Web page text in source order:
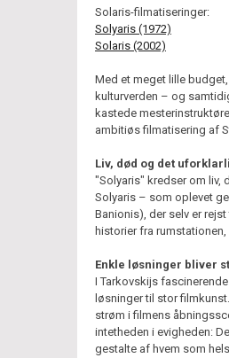
Solaris-filmatiseringer:
Solyaris (1972)
Solaris (2002)
Med et meget lille
kulturverden – og
kastede
ambitiøs filmatisering af
Liv, død og det
"Solyaris" kredser om liv,
Solyaris – som oplevet
Banionis), der selv er
historier fra
Enkle løsninger bliver
I Tarkovskijs
løsninger til stor
strøm i filmens
intetheden i evigheden:
gestalte af hvem som